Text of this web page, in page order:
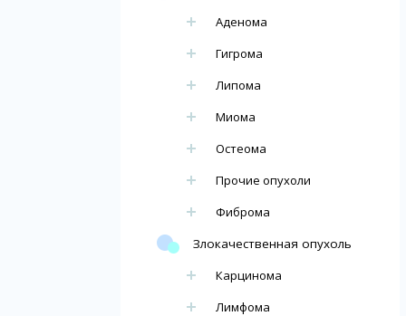
Аденома
Гигрома
Липома
Миома
Остеома
Прочие опухоли
Фиброма
Злокачественная опухоль
Карцинома
Лимфома